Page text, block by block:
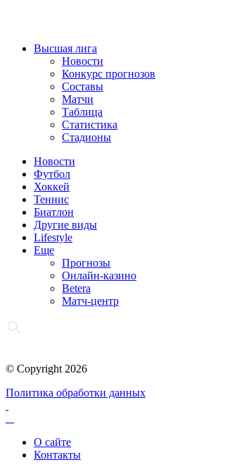
Высшая лига
Новости
Конкурс прогнозов
Составы
Матчи
Таблица
Статистика
Стадионы
Новости
Футбол
Хоккей
Теннис
Биатлон
Другие виды
Lifestyle
Еще
Прогнозы
Онлайн-казино
Betera
Матч-центр
© Copyright 2026
Политика обработки данных
О сайте
Контакты